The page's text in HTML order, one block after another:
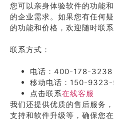
您可以亲身体验软件的功能
的企业需求。如果您有任何
的功能和价格，欢迎随时联系
联系方式：
电话：400-178-3238
移动电话：150-9323-
点击联系在线客服
我们还提供优质的售后服务
支持和软件升级等，确保您